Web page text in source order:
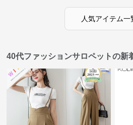
人気アイテム一
40代ファッションサロペットの新